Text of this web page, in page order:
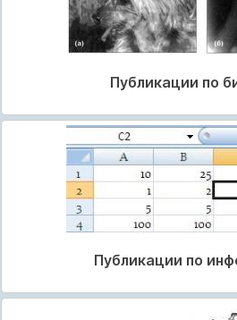
Публикации по
Публикации по